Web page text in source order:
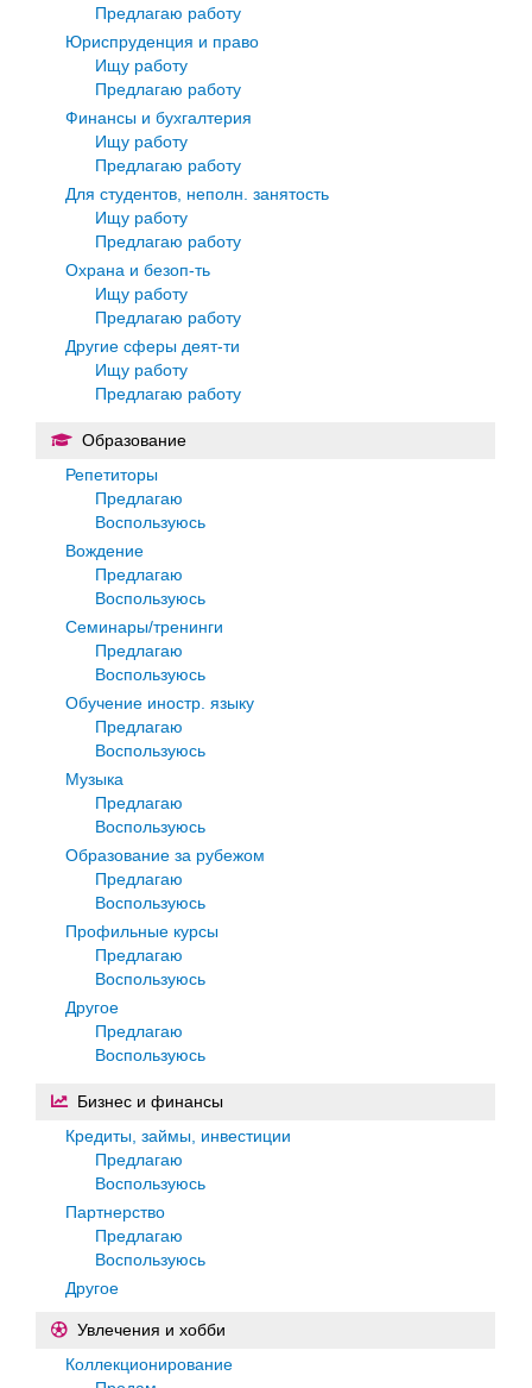
Предлагаю работу
Юриспруденция и право
Ищу работу
Предлагаю работу
Финансы и бухгалтерия
Ищу работу
Предлагаю работу
Для студентов, неполн. занятость
Ищу работу
Предлагаю работу
Охрана и безоп-ть
Ищу работу
Предлагаю работу
Другие сферы деят-ти
Ищу работу
Предлагаю работу
Образование
Репетиторы
Предлагаю
Воспользуюсь
Вождение
Предлагаю
Воспользуюсь
Семинары/тренинги
Предлагаю
Воспользуюсь
Обучение иностр. языку
Предлагаю
Воспользуюсь
Музыка
Предлагаю
Воспользуюсь
Образование за рубежом
Предлагаю
Воспользуюсь
Профильные курсы
Предлагаю
Воспользуюсь
Другое
Предлагаю
Воспользуюсь
Бизнес и финансы
Кредиты, займы, инвестиции
Предлагаю
Воспользуюсь
Партнерство
Предлагаю
Воспользуюсь
Другое
Увлечения и хобби
Коллекционирование